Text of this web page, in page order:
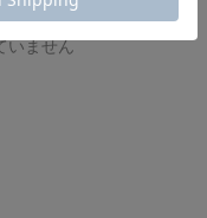
いません